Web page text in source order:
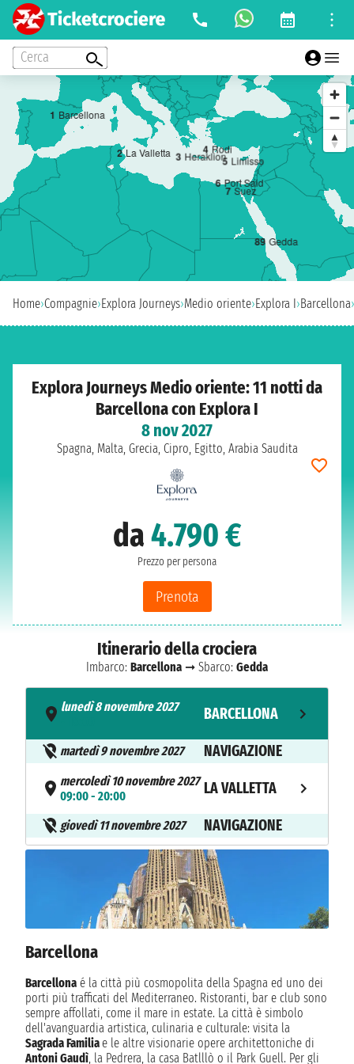
Cerca
1 Barcellona
2 La Valletta 3 Heraklion
4 Rodi
5 Limisso
6 Port Said
7 Suez
89 Gedda
Home›Compagnie›Explora Journeys›Medio oriente›Explora I›Barcellona›
Explora Journeys Medio oriente: 11 notti da
Barcellona con Explora I
8 nov 2027
Spagna, Malta, Grecia, Cipro, Egitto, Arabia Saudita
da4.790 €
Prezzo per persona
Prenota
Itinerario della crociera
Imbarco: Barcellona ➞ Sbarco: Gedda
lunedì 8 novembre 2027
BARCELLONA
martedì 9 novembre 2027 NAVIGAZIONE
mercoledì 10 novembre 2027
09:00 - 20:00
LA VALLETTA
giovedì 11 novembre 2027 NAVIGAZIONE
venerdì 12 novembre 2027
HERAKLION
sabato 13 novembre 2027
08:00 - 16:00
RODI
domenica 14 novembre 2027
lunedì 15 novembre 2027
07:00 - 22:00
PORT SAID
martedì 16 novembre 2027 NAVIGAZIONE
Barcellona
Barcellona é la città più cosmopolita della Spagna ed uno dei
porti più trafficati del Mediterraneo. Ristoranti, bar e club sono
sempre affollati, come il mare in estate. La città è simbolo
dell'avanguardia artistica, culinaria e culturale: visita la
Sagrada Familiae le altre visionarie opere architettoniche di
Antoni Gaudì, la Pedrera, la casa Batlllò o il Park Guell. Per gli